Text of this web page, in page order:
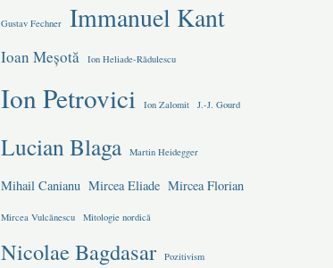
Gustav Fechner Immanuel Kant
Ioan Meșotă Ion Heliade-Rădulescu
Ion Petrovici Ion Zalomit J.-J. Gourd
Lucian Blaga Martin Heidegger
Mihail Canianu Mircea Eliade Mircea Florian
Mircea Vulcănescu Mitologie nordică
Nicolae Bagdasar Pozitivism